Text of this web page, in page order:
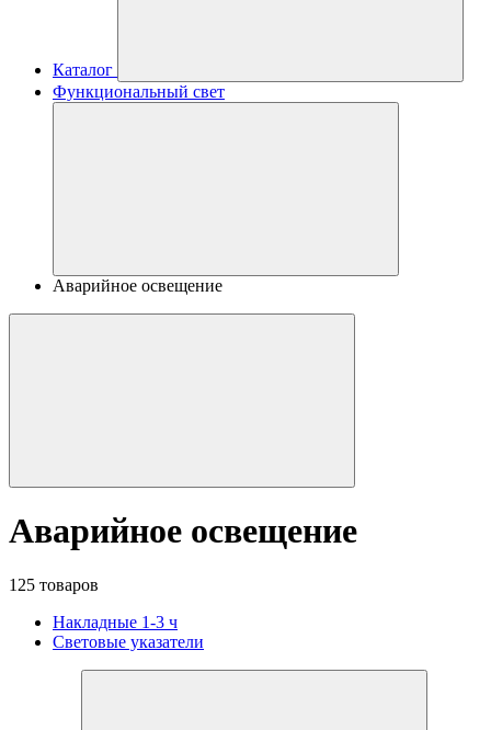
Каталог
Функциональный свет
Аварийное освещение
Аварийное освещение
125 товаров
Накладные 1-3 ч
Световые указатели